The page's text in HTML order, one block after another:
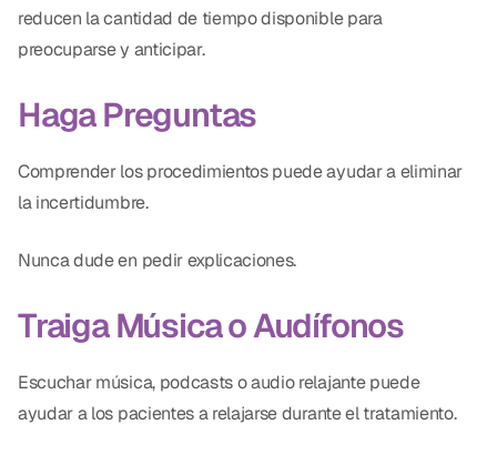
reducen la cantidad de tiempo disponible para
preocuparse y anticipar.
Haga Preguntas
Comprender los procedimientos puede ayudar a eliminar
la incertidumbre.
Nunca dude en pedir explicaciones.
Traiga Música o Audífonos
Escuchar música, podcasts o audio relajante puede
ayudar a los pacientes a relajarse durante el tratamiento.